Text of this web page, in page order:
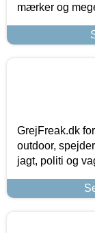
mærker og
GrejFreak.dk
outdoor,
jagt, politi og